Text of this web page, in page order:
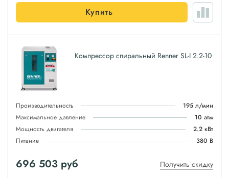
Купить
Компрессор спиральный Renner SL-I 2.2-10
Производительность
195 л/мин
Максимальное давление
10 атм
Мощность двигателя
2.2 кВт
Питание
380 В
696 503 руб Получить скидку